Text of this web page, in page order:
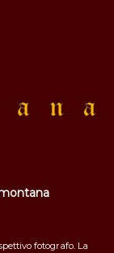
fotografo. La